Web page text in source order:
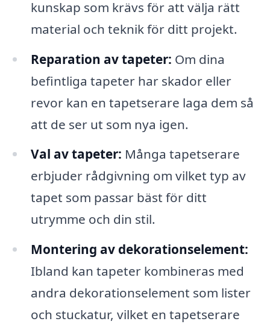
kunskap som krävs för att välja rätt
material och teknik för ditt projekt.
Reparation av tapeter: Om dina
befintliga tapeter har skador eller
revor kan en tapetserare laga dem så
att de ser ut som nya igen.
Val av tapeter: Många tapetserare
erbjuder rådgivning om vilket typ av
tapet som passar bäst för ditt
utrymme och din stil.
Montering av dekorationselement:
Ibland kan tapeter kombineras med
andra dekorationselement som lister
och stuckatur, vilket en tapetserare